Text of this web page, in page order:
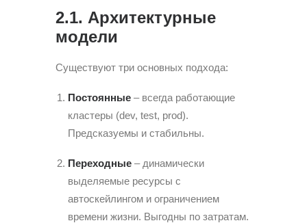
2.1. Архитектурные
модели
Существуют три основных подхода:
Постоянные – всегда работающие
кластеры (dev, test, prod).
Предсказуемы и стабильны.
Переходные – динамически
выделяемые ресурсы с
автоскейлингом и ограничением
времени жизни. Выгодны по затратам.